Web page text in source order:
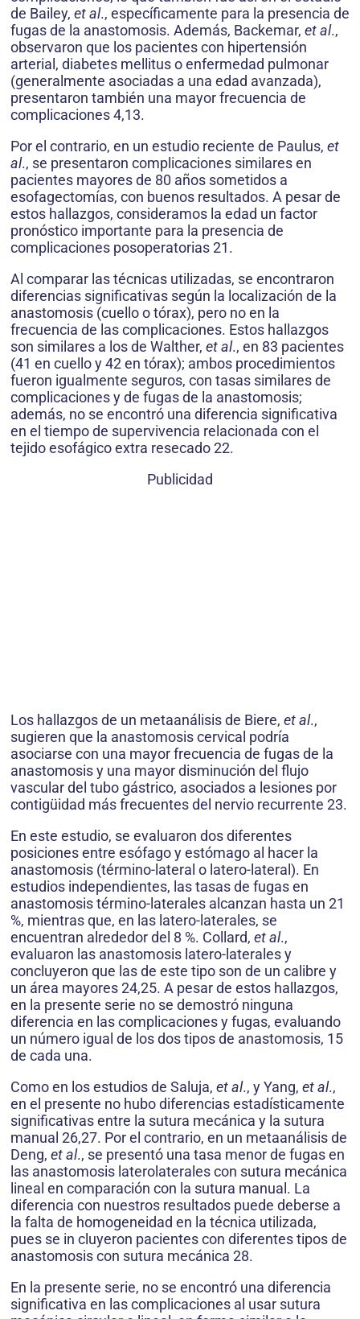
de Bailey, et al., específicamente para la presencia de
fugas de la anastomosis. Además, Backemar, et al.,
observaron que los pacientes con hipertensión
arterial, diabetes mellitus o enfermedad pulmonar
(generalmente asociadas a una edad avanzada),
presentaron también una mayor frecuencia de
complicaciones 4,13.
Por el contrario, en un estudio reciente de Paulus, et
al., se presentaron complicaciones similares en
pacientes mayores de 80 años sometidos a
esofagectomías, con buenos resultados. A pesar de
estos hallazgos, consideramos la edad un factor
pronóstico importante para la presencia de
complicaciones posoperatorias 21.
Al comparar las técnicas utilizadas, se encontraron
diferencias significativas según la localización de la
anastomosis (cuello o tórax), pero no en la
frecuencia de las complicaciones. Estos hallazgos
son similares a los de Walther, et al., en 83 pacientes
(41 en cuello y 42 en tórax); ambos procedimientos
fueron igualmente seguros, con tasas similares de
complicaciones y de fugas de la anastomosis;
además, no se encontró una diferencia significativa
en el tiempo de supervivencia relacionada con el
tejido esofágico extra resecado 22.
Publicidad
Los hallazgos de un metaanálisis de Biere, et al.,
sugieren que la anastomosis cervical podría
asociarse con una mayor frecuencia de fugas de la
anastomosis y una mayor disminución del flujo
vascular del tubo gástrico, asociados a lesiones por
contigüidad más frecuentes del nervio recurrente 23.
En este estudio, se evaluaron dos diferentes
posiciones entre esófago y estómago al hacer la
anastomosis (término-lateral o latero-lateral). En
estudios independientes, las tasas de fugas en
anastomosis término-laterales alcanzan hasta un 21
%, mientras que, en las latero-laterales, se
encuentran alrededor del 8 %. Collard, et al.,
evaluaron las anastomosis latero-laterales y
concluyeron que las de este tipo son de un calibre y
un área mayores 24,25. A pesar de estos hallazgos,
en la presente serie no se demostró ninguna
diferencia en las complicaciones y fugas, evaluando
un número igual de los dos tipos de anastomosis, 15
de cada una.
Como en los estudios de Saluja, et al., y Yang, et al.,
en el presente no hubo diferencias estadísticamente
significativas entre la sutura mecánica y la sutura
manual 26,27. Por el contrario, en un metaanálisis de
Deng, et al., se presentó una tasa menor de fugas en
las anastomosis laterolaterales con sutura mecánica
lineal en comparación con la sutura manual. La
diferencia con nuestros resultados puede deberse a
la falta de homogeneidad en la técnica utilizada,
pues se in cluyeron pacientes con diferentes tipos de
anastomosis con sutura mecánica 28.
En la presente serie, no se encontró una diferencia
significativa en las complicaciones al usar sutura